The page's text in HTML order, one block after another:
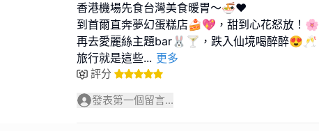
香港機場先食台灣美食暖胃～🍜❤️
到首爾直奔夢幻蛋糕店🍰💖，甜到心花怒放！🌸
再去愛麗絲主題bar🐰🍸，跌入仙境喝醉醉😍🥂
旅行就是這些... 更多
評分
發表第一個留言...